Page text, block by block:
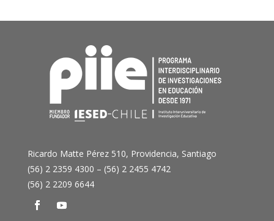
Ricardo Matte Pérez 510, Providencia, Santiago
(56) 2 2359 4300 – (56) 2 2455 4742
(56) 2 2209 6644